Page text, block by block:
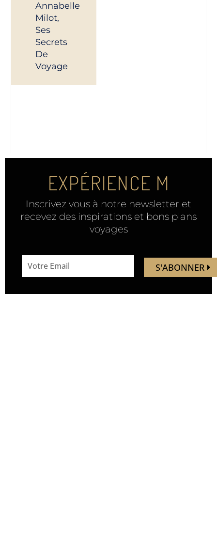
Annabelle
Milot,
Ses
Secrets
De
Voyage
EXPÉRIENCE M
Inscrivez vous à notre newsletter et
recevez des inspirations et bons plans
voyages
address
S'ABONNER